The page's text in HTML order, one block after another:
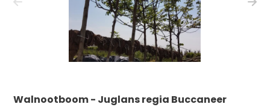
Walnootboom - Juglans regia Buccaneer